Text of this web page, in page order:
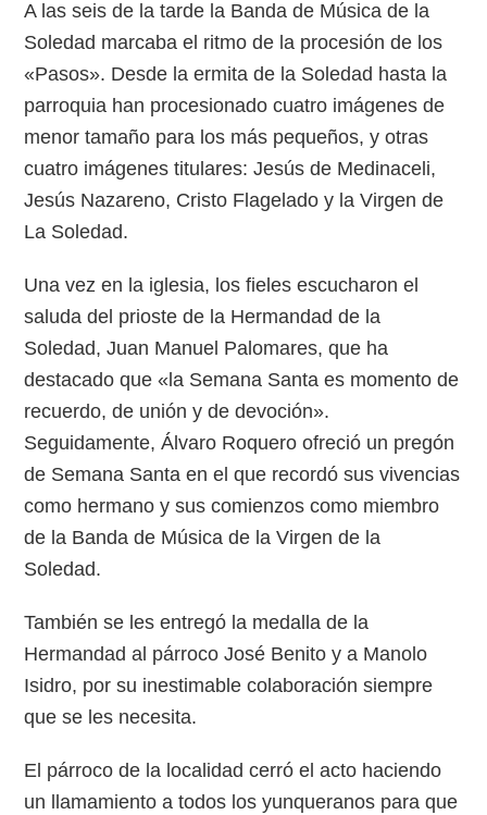
A las seis de la tarde la Banda de Música de la
Soledad marcaba el ritmo de la procesión de los
«Pasos». Desde la ermita de la Soledad hasta la
parroquia han procesionado cuatro imágenes de
menor tamaño para los más pequeños, y otras
cuatro imágenes titulares: Jesús de Medinaceli,
Jesús Nazareno, Cristo Flagelado y la Virgen de
La Soledad.
Una vez en la iglesia, los fieles escucharon el
saluda del prioste de la Hermandad de la
Soledad, Juan Manuel Palomares, que ha
destacado que «la Semana Santa es momento de
recuerdo, de unión y de devoción».
Seguidamente, Álvaro Roquero ofreció un pregón
de Semana Santa en el que recordó sus vivencias
como hermano y sus comienzos como miembro
de la Banda de Música de la Virgen de la
Soledad.
También se les entregó la medalla de la
Hermandad al párroco José Benito y a Manolo
Isidro, por su inestimable colaboración siempre
que se les necesita.
El párroco de la localidad cerró el acto haciendo
un llamamiento a todos los yunqueranos para que